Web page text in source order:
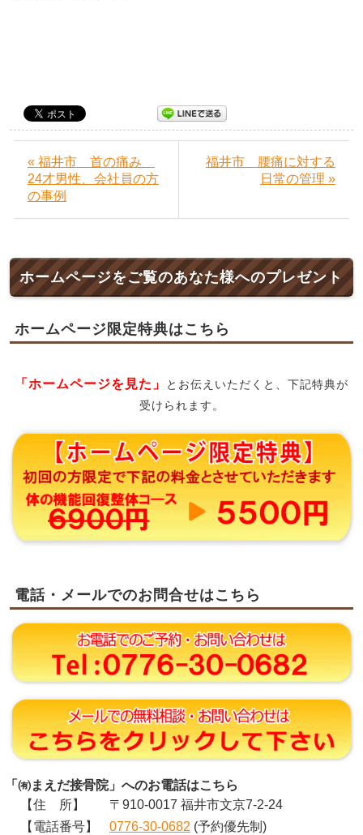
« 福井市 首の痛み
24才男性、会社員の方
の事例
福井市 腰痛に対する
日常の管理 »
ホームページをご覧のあなた様へのプレゼント
ホームページ限定特典はこちら
「ホームページを見た」
とお伝えいただくと、下記特典が
受けられます。
電話・メールでのお問合せはこちら
「㈲まえだ接骨院」へのお電話はこちら
【住 所】
〒910-0017 福井市文京7-2-24
【電話番号】
0776-30-0682 (予約優先制)